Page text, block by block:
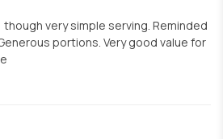
very simple serving. Reminded
portions. Very good value for